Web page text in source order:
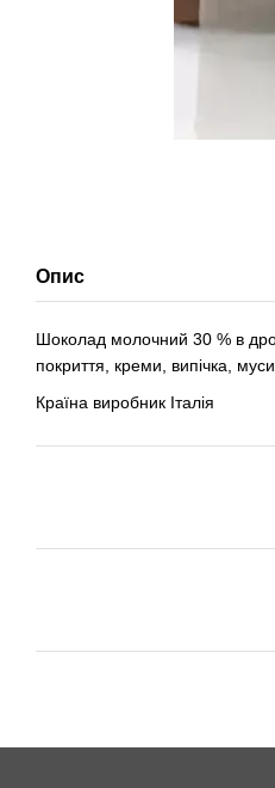
Опис
Шоколад молочний 30 % в
покриття, креми, випічка,
Країна виробник Італія